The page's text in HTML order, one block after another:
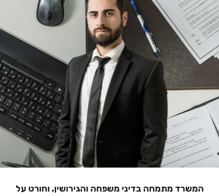
format_underlined הוסף קו תחתון לקישורים
font_download סמן קישורים
לאפס
את
כל
האפשרויות
cached
הצהרת נגישות
המשרד מתמחה בדיני משפחה והגירושין, וחורט על